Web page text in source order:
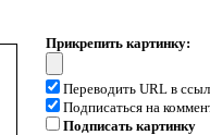
Прикрепить картинку:
Переводить URL в
Подписаться на
Подписать картинку